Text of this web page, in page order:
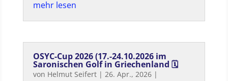
mehr lesen
OSYC-Cup 2026 (17.-24.10.2026 im
Saronischen Golf in Griechenland 🗓
von Helmut Seifert| 26. Apr., 2026|